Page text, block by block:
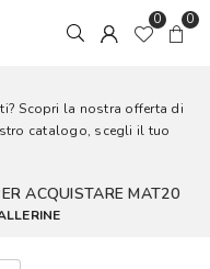
0 0
Scopri la nostra offerta di
catalogo, scegli il tuo
ACQUISTARE MAT20